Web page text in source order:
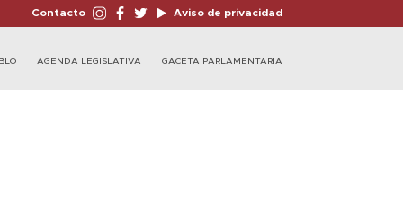
Contacto Aviso de privacidad
AGENDA LEGISLATIVA GACETA PARLAMENTARIA